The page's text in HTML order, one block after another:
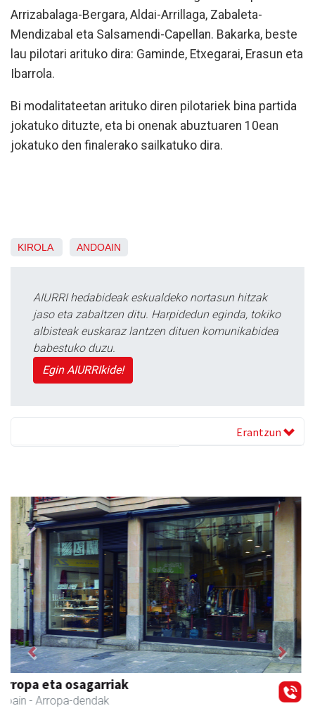
Arrizabalaga-Bergara, Aldai-Arrillaga, Zabaleta-
Mendizabal eta Salsamendi-Capellan. Bakarka, beste
lau pilotari arituko dira: Gaminde, Etxegarai, Erasun eta
Ibarrola.
Bi modalitateetan arituko diren pilotariek bina partida
jokatuko dituzte, eta bi onenak abuztuaren 10ean
jokatuko den finalerako sailkatuko dira.
KIROLA ANDOAIN
AIURRI hedabideak eskualdeko nortasun hitzak
jaso eta zabaltzen ditu. Harpidedun eginda, tokiko
albisteak euskaraz lantzen dituen komunikabidea
babestuko duzu.
Egin AIURRIkide!
Erantzun
NutriEskola
Andoain - Ikasketak
Previous Next